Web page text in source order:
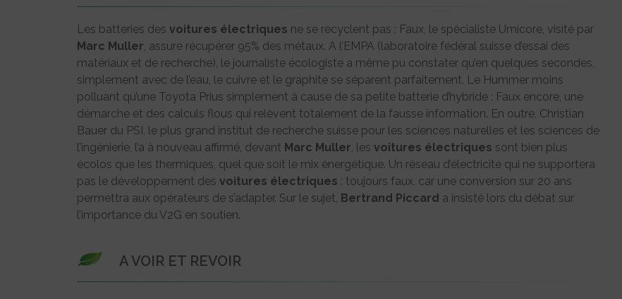
Les batteries des voitures électriques ne se recyclent pas : Faux, le spécialiste Umicore, visité par
Marc Muller, assure récupérer 95% des métaux. A l’EMPA (laboratoire fédéral suisse d’essai des
matériaux et de recherche), le journaliste écologiste a même pu constater qu’en quelques secondes,
simplement avec de l’eau, le cuivre et le graphite se séparent parfaitement. Le Hummer moins
polluant qu’une Toyota Prius simplement à cause de sa petite batterie d’hybride : Faux encore, une
démarche et des calculs flous qui relèvent totalement de la fausse information. En outre, Christian
Bauer du PSI, le plus grand institut de recherche suisse pour les sciences naturelles et les sciences de
l’ingénierie, l’a à nouveau affirmé, devant Marc Muller, les voitures électriques sont bien plus
écolos que les thermiques, quel que soit le mix énergétique. Un réseau d’électricité qui ne supportera
pas le développement des voitures électriques : toujours faux, car une conversion sur 20 ans
permettra aux opérateurs de s’adapter. Sur le sujet, Bertrand Piccard a insisté lors du débat sur
l’importance du V2G en soutien.
A VOIR ET REVOIR